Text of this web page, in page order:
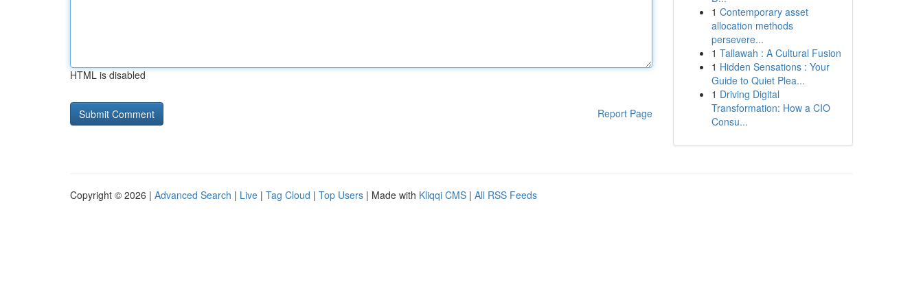
HTML is disabled
Report Page
1 Contemporary asset
allocation methods
persevere...
1 Tallawah : A Cultural Fusion
1 Hidden Sensations : Your
Guide to Quiet Plea...
1 Driving Digital
Transformation: How a CIO
Consu...
Copyright © 2026 | Advanced Search | Live | Tag Cloud | Top Users | Made with Kliqqi CMS | All RSS Feeds